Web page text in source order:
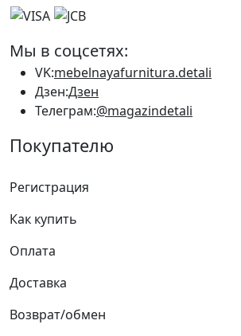
Мы в соцсетях:
VK:mebelnayafurnitura.detali
Дзен:Дзен
Телеграм:@magazindetali
Покупателю
Регистрация
Как купить
Оплата
Доставка
Возврат/обмен